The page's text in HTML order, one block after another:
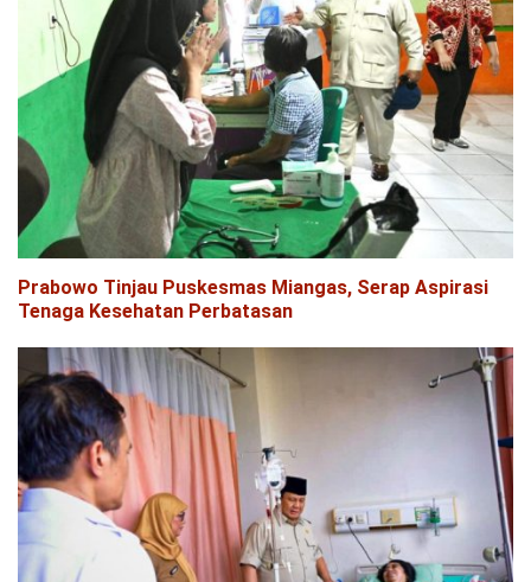
Prabowo Tinjau Puskesmas Miangas, Serap Aspirasi
Tenaga Kesehatan Perbatasan